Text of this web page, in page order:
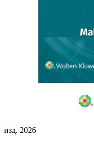
изд. 2026